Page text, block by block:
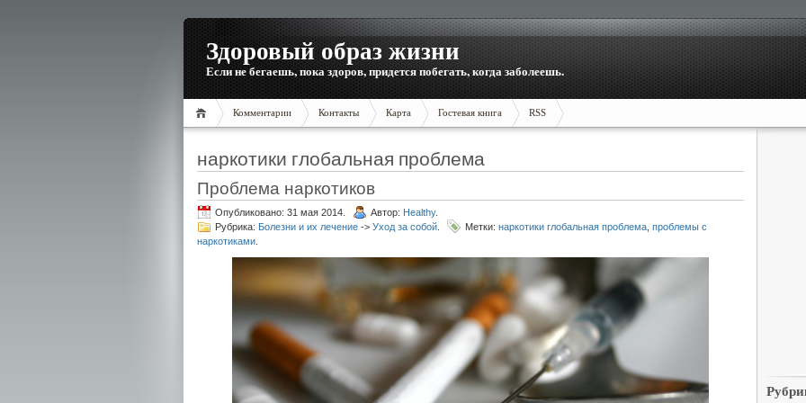
Здоровый образ жизни
Если не бегаешь, пока здоров, придется побегать, когда заболеешь.
Комментарии Контакты Карта Гостевая книга RSS
наркотики глобальная проблема
Проблема наркотиков
Опубликовано: 31 мая 2014. Автор: Healthy.
Рубрика: Болезни и их лечение -> Уход за собой Метки: наркотики глобальная проблема проблемы с
наркотиками